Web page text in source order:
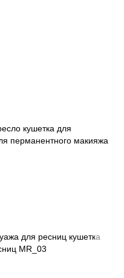
кушетка для
перманентного макияжа